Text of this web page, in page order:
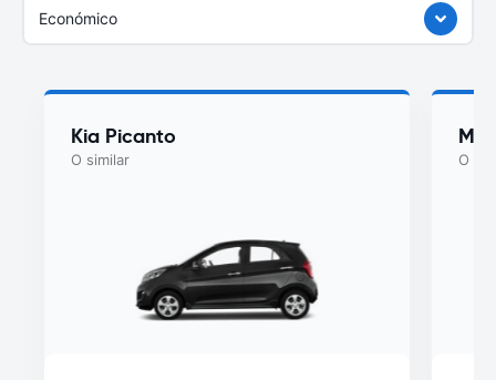
Económico
Kia Picanto
O similar
MG
O